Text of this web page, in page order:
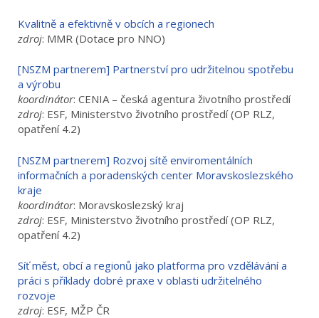
Kvalitně a efektivně v obcích a regionech
zdroj: MMR (Dotace pro NNO)
[NSZM partnerem] Partnerství pro udržitelnou spotřebu
a výrobu
koordinátor: CENIA – česká agentura životního prostředí
zdroj: ESF, Ministerstvo životního prostředí (OP RLZ,
opatření 4.2)
[NSZM partnerem] Rozvoj sítě enviromentálních
informačních a poradenských center Moravskoslezského
kraje
koordinátor: Moravskoslezský kraj
zdroj: ESF, Ministerstvo životního prostředí (OP RLZ,
opatření 4.2)
Síť měst, obcí a regionů jako platforma pro vzdělávání a
práci s příklady dobré praxe v oblasti udržitelného
rozvoje
zdroj: ESF, MŽP ČR